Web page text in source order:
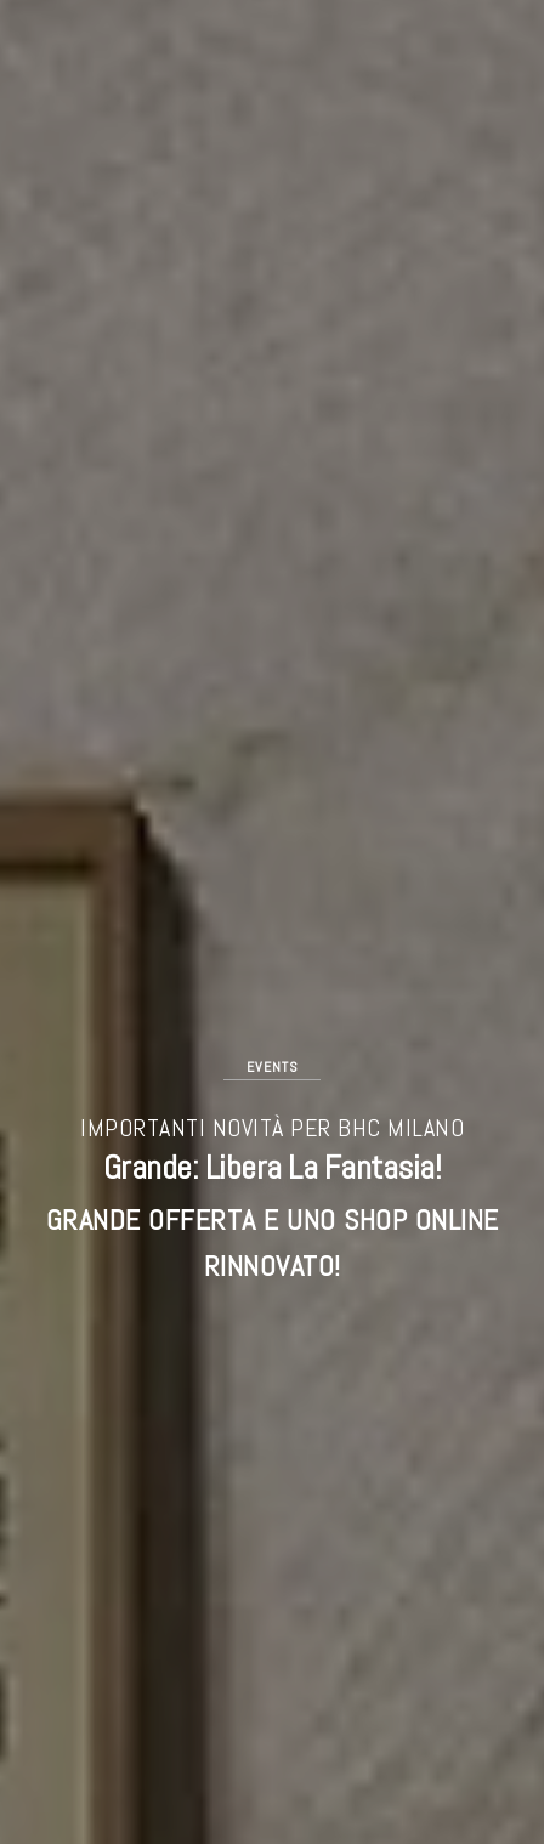
EVENTS
IMPORTANTI NOVITÀ PER BHC MILANO
Grande: Libera La Fantasia!
GRANDE OFFERTA E UNO SHOP ONLINE
RINNOVATO!